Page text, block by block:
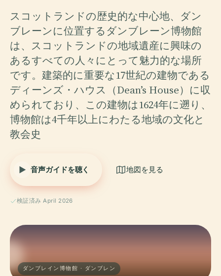
スコットランドの歴史的な中心地、ダン
ブレーンに位置するダンブレーン博物館
は、スコットランドの地域遺産に興味の
あるすべての人々にとって魅力的な場所
です。建築的に重要な17世紀の建物である
ディーンズ・ハウス（Dean’s House）に収
められており、この建物は1624年に遡り、
博物館は4千年以上にわたる地域の文化と
教会史
音声ガイドを聴く 地図を見る
検証済み April 2026
ダンブレイン博物館 · ダンブレン